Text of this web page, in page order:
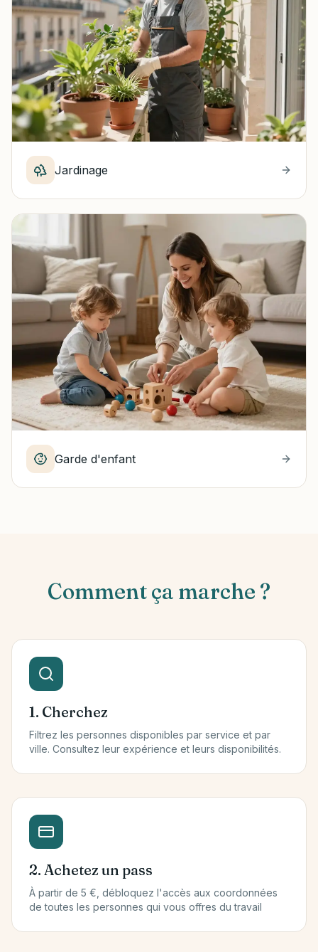
Jardinage
Garde d'enfant
Comment ça marche ?
1. Cherchez
Filtrez les personnes disponibles par service et par
ville. Consultez leur expérience et leurs disponibilités.
2. Achetez un pass
À partir de 5 €, débloquez l'accès aux coordonnées
de toutes les personnes qui vous offres du travail